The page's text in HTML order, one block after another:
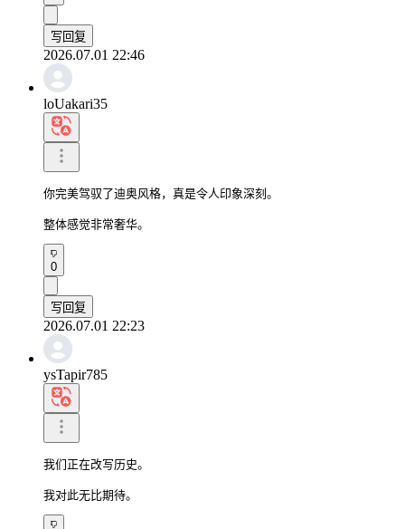
写回复
2026.07.01 22:46
loUakari35
你完美驾驭了迪奥风格，真是令人印象深刻。
整体感觉非常奢华。
0
写回复
2026.07.01 22:23
ysTapir785
我们正在改写历史。
我对此无比期待。